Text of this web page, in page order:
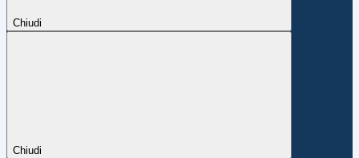
Chiudi
Chiudi